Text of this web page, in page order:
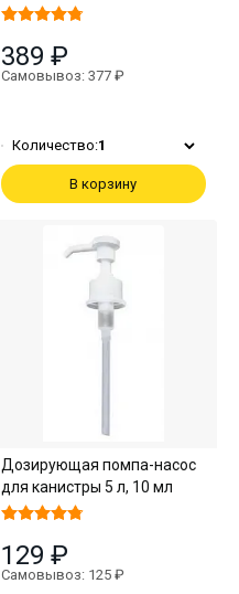
389 ₽
Самовывоз: 377 ₽
Количество:1
В корзину
Дозирующая помпа-насос
для канистры 5 л, 10 мл
129 ₽
Самовывоз: 125 ₽